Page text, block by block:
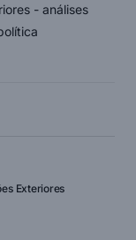
- análises
Exteriores